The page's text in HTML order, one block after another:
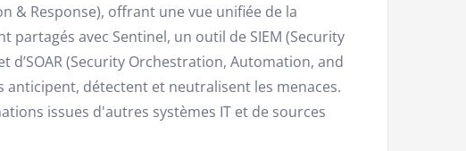
& Response), offrant une vue unifiée de la
partagés avec Sentinel, un outil de SIEM (Security
d’SOAR (Security Orchestration, Automation, and
anticipent, détectent et neutralisent les menaces.
issues d'autres systèmes IT et de sources